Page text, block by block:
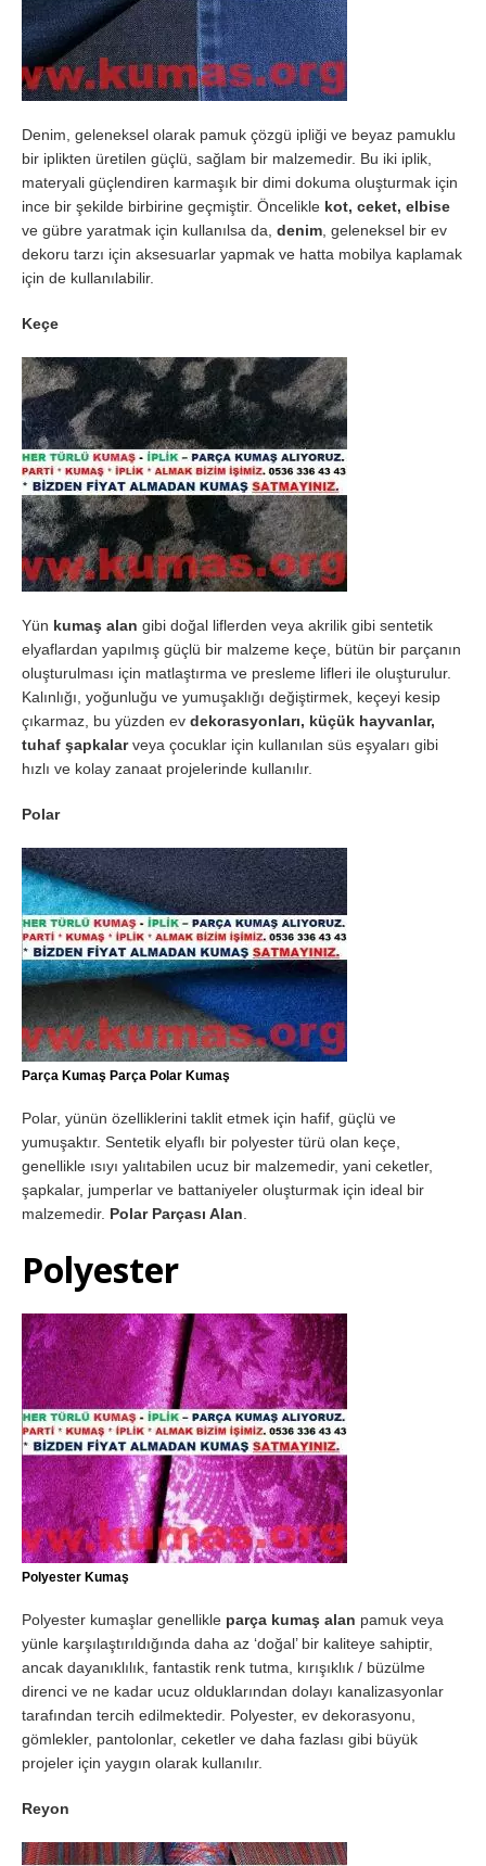
Denim, geleneksel olarak pamuk çözgü ipliği ve beyaz pamuklu
bir iplikten üretilen güçlü, sağlam bir malzemedir. Bu iki iplik,
materyali güçlendiren karmaşık bir dimi dokuma oluşturmak için
ince bir şekilde birbirine geçmiştir. Öncelikle kot, ceket, elbise
ve gübre yaratmak için kullanılsa da, denim , geleneksel bir ev
dekoru tarzı için aksesuarlar yapmak ve hatta mobilya kaplamak
için de kullanılabilir.
Keçe
Yün kumaş alan gibi doğal liflerden veya akrilik gibi sentetik
elyaflardan yapılmış güçlü bir malzeme keçe, bütün bir parçanın
oluşturulması için matlaştırma ve presleme lifleri ile oluşturulur.
Kalınlığı, yoğunluğu ve yumuşaklığı değiştirmek, keçeyi kesip
çıkarmaz, bu yüzden ev dekorasyonları, küçük hayvanlar,
tuhaf şapkalarveya çocuklar için kullanılan süs eşyaları gibi
hızlı ve kolay zanaat projelerinde kullanılır.
Polar
Parça Kumaş Parça Polar Kumaş
Polar, yünün özelliklerini taklit etmek için hafif, güçlü ve
yumuşaktır. Sentetik elyaflı bir polyester türü olan keçe,
genellikle ısıyı yalıtabilen ucuz bir malzemedir, yani ceketler,
şapkalar, jumperlar ve battaniyeler oluşturmak için ideal bir
malzemedir. Polar Parçası Alan
Polyester
Polyester Kumaş
Polyester kumaşlar genellikle parça kumaş alan pamuk veya
yünle karşılaştırıldığında daha az ‘doğal’ bir kaliteye sahiptir,
ancak dayanıklılık, fantastik renk tutma, kırışıklık / büzülme
direnci ve ne kadar ucuz olduklarından dolayı kanalizasyonlar
tarafından tercih edilmektedir. Polyester, ev dekorasyonu,
gömlekler, pantolonlar, ceketler ve daha fazlası gibi büyük
projeler için yaygın olarak kullanılır.
Reyon